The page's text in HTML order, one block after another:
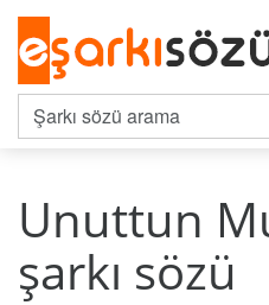
Unuttun
şarkı sözü